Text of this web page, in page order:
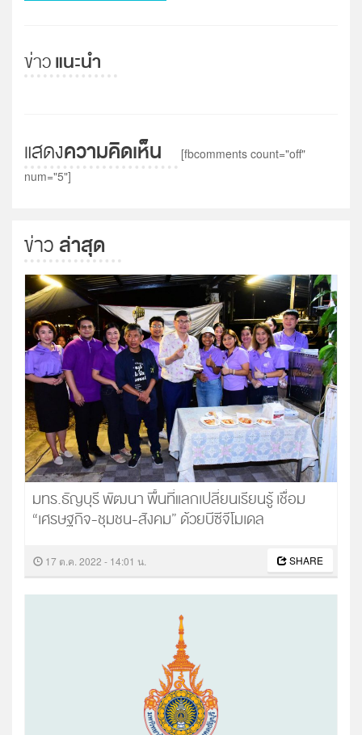
ข่าวแนะนำ
แสดงความคิดเห็น
[fbcomments count="off"
num="5"]
ข่าว ล่าสุด
มทร.ธัญบุรี พัฒนา พื้นที่แลกเปลี่ยนเรียนรู้ เชื่อม
“เศรษฐกิจ-ชุมชน-สังคม” ด้วยบีซีจีโมเดล
17 ต.ค. 2022 - 14:01 น. SHARE